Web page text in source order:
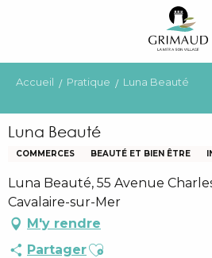
principal
Accueil Pratique Luna Beauté
Luna Beauté
COMMERCES BEAUTÉ ET BIEN ÊTRE
Luna Beauté, 55 Avenue
Cavalaire-sur-Mer
M'y rendre
PartagerAjouter aux favoris